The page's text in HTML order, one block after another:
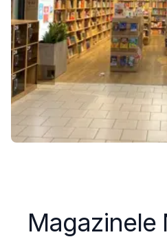
Magazinele